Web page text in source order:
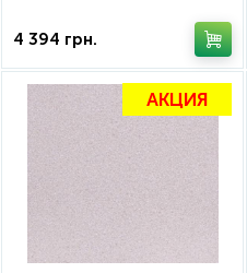
4 394 грн.
АКЦИЯ